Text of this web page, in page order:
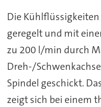
Die
geregelt und mit
zu 200 l/min durch
Dreh-/
Spindel geschickt.
zeigt sich bei einem